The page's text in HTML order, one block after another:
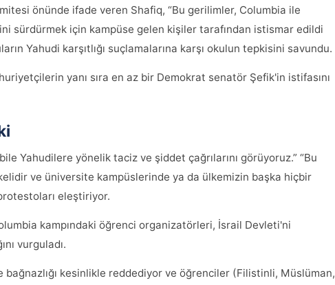
önünde ifade veren Shafiq, “Bu gerilimler, Columbia ile
sürdürmek için kampüse gelen kişiler tarafından istismar edildi
Yahudi karşıtlığı suçlamalarına karşı okulun tepkisini savundu.
yanı sıra en az bir Demokrat senatör Şefik'in istifasını
Yahudilere yönelik taciz ve şiddet çağrılarını görüyoruz.” “Bu
ve üniversite kampüslerinde ya da ülkemizin başka hiçbir
eleştiriyor.
kampındaki öğrenci organizatörleri, İsrail Devleti'ni
vurguladı.
kesinlikle reddediyor ve öğrenciler (Filistinli, Müslüman,